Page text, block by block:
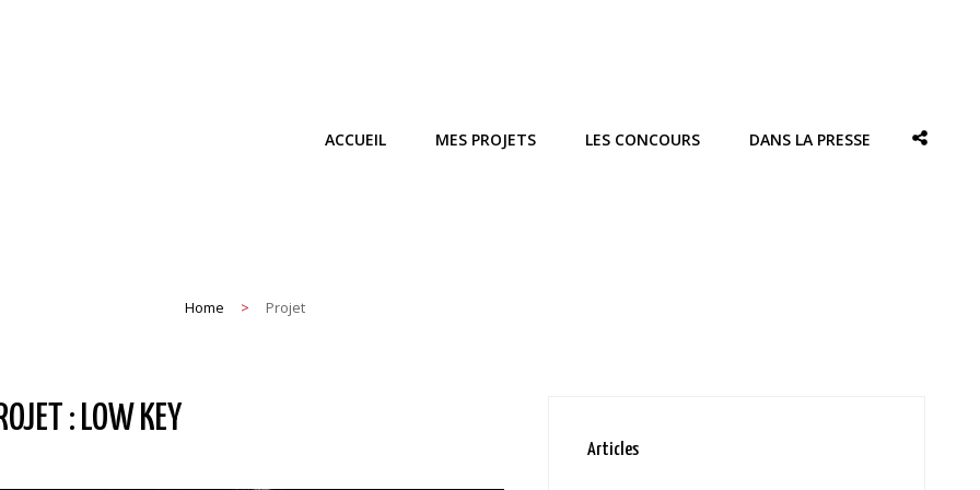
ACCUEIL MES PROJETS LES CONCOURS DANS LA PRESSE
Home > Projet
: LOW KEY
Articles